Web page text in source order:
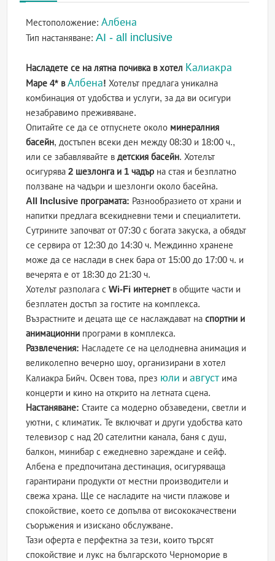
Местоположение:Албена
Тип настаняване:AI - all inclusive
Насладете се на лятна почивка в хотел Калиакра
Маре 4* вАлбена! Хотелът предлага уникална
комбинация от удобства и услуги, за да ви осигури
незабравимо преживяване.
Опитайте се да се отпуснете около минералния
басейн, достъпен всеки ден между 08:30 и 18:00 ч.,
или се забавлявайте вдетския басейн. Хотелът
осигурява2 шезлонга и 1 чадър на стая и безплатно
ползване на чадъри и шезлонги около басейна.
All Inclusive програмата: Разнообразието от храни и
напитки предлага всекидневни теми и специалитети.
Сутрините започват от 07:30 с богата закуска, а обядът
се сервира от 12:30 до 14:30 ч. Междинно хранене
може да се наслади в снек бара от 15:00 до 17:00 ч. и
вечерята е от 18:30 до 21:30 ч.
Хотелът разполага сWi-Fi интернетв общите части и
безплатен достъп за гостите на комплекса.
Възрастните и децата ще се наслаждават наспортни и
анимационни програми в комплекса.
Развлечения: Насладете се на целодневна анимация и
великолепно вечерно шоу, организирани в хотел
Калиакра Бийч. Освен това, през юли иавгустима
концерти и кино на открито на летната сцена.
Настаняване: Стаите са модерно обзаведени, светли и
уютни, с климатик. Те включват и други удобства като
телевизор с над 20 сателитни канала, баня с душ,
балкон, минибар с ежедневно зареждане и сейф.
Албена е предпочитана дестинация, осигуряваща
гарантирани продукти от местни производители и
свежа храна. Ще се насладите на чисти плажове и
спокойствие, което се допълва от висококачествени
съоръжения и изискано обслужване.
Тази оферта е перфектна за тези, които търсят
спокойствие и лукс на българското Черноморие в